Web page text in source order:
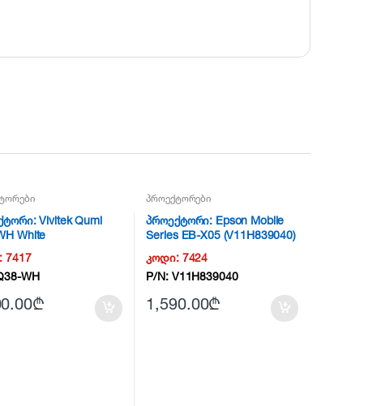
Vivitek Qumi
White
7417
WH
₾
პროექტორები
პროექტორი: Epson Mobile
Series EB-X05 (V11H839040)
კოდი: 7424
P/N: V11H839040
1,590.00₾